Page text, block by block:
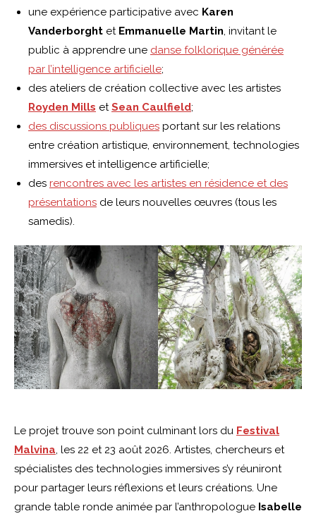
une expérience participative avec Karen
Vanderborght et Emmanuelle Martin, invitant le
public à apprendre une danse folklorique générée
par l’intelligence artificielle;
des ateliers de création collective avec les artistes
Royden Mills etSean Caulfield;
des discussions publiques portant sur les relations
entre création artistique, environnement, technologies
immersives et intelligence artificielle;
des rencontres avec les artistes en résidence et des
présentations de leurs nouvelles œuvres (tous les
samedis).
Le projet trouve son point culminant lors du Festival
Malvina, les 22 et 23 août 2026. Artistes, chercheurs et
spécialistes des technologies immersives s’y réuniront
pour partager leurs réflexions et leurs créations. Une
grande table ronde animée par l’anthropologue Isabelle